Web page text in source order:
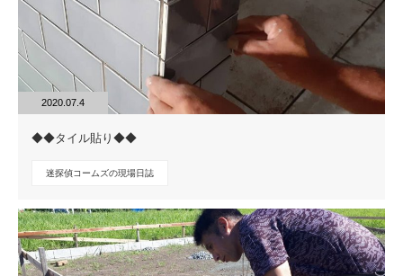
2020.07.4
◆◆タイル貼り◆◆
迷探偵コームズの現場日誌